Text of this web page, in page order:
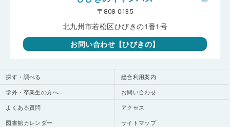
探す・調べる
総合利用案内
学外・卒業生の方へ
お問い合わせ
よくある質問
アクセス
図書館カレンダー
サイトマップ
〒808-0135
北九州市若松区ひびきの1番1号
お問い合わせ【ひびきの】